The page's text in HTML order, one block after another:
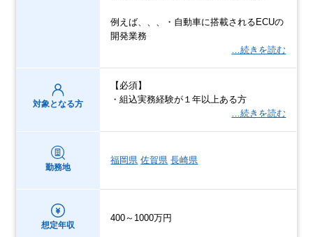
例えば、、、・自動車に搭載されるECUの
開発業務
…続きを読む
対象となる方
【必須】
・組込実務経験が１年以上ある方
…続きを読む
勤務地
福岡県 佐賀県 長崎県
想定年収
400～1000万円